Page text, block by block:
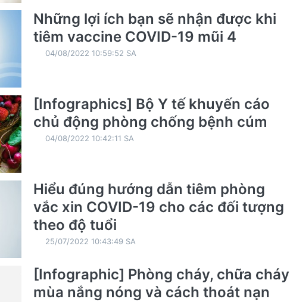
Những lợi ích bạn sẽ nhận được khi
tiêm vaccine COVID-19 mũi 4
04/08/2022 10:59:52 SA
[Infographics] Bộ Y tế khuyến cáo
chủ động phòng chống bệnh cúm
04/08/2022 10:42:11 SA
Hiểu đúng hướng dẫn tiêm phòng
vắc xin COVID-19 cho các đối tượng
theo độ tuổi
25/07/2022 10:43:49 SA
[Infographic] Phòng cháy, chữa cháy
mùa nắng nóng và cách thoát nạn